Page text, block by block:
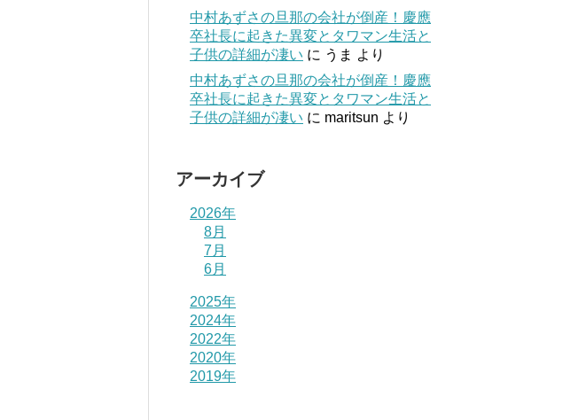
中村あずさの旦那の会社が倒産！慶應
卒社長に起きた異変とタワマン生活と
子供の詳細が凄い に うま より
中村あずさの旦那の会社が倒産！慶應
卒社長に起きた異変とタワマン生活と
子供の詳細が凄い に maritsun より
アーカイブ
2026年
8月
7月
6月
2025年
2024年
2022年
2020年
2019年